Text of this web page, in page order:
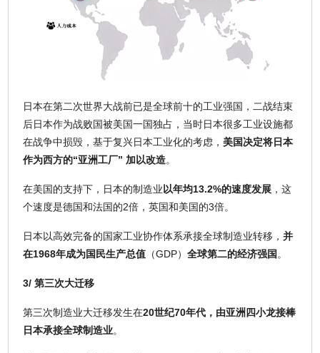
日本在第二次世界大战前已是全球前十的工业强国，二战结束
后日本作为战败国被美国一国独占，当时日本很多工业设施都
在战争中损毁，基于复兴日本工业化的考虑，美国决定将日本
作为西方的“亚洲工厂” 加以改造。
在美国的支持下，日本的制造业以年均13.2%的速度发展 ，这
个速度是德国和法国的2倍，英国和美国的3倍。
日本以高效完备的国家工业协作体系承接全球制造业转移，并
在1968年成为国民生产总值 （GDP）全球第二的经济强国。
3/ 第三次大迁移
第三次制造业大迁移发生在20世纪70年代，由亚洲四小龙接棒
日本承接全球制造业。